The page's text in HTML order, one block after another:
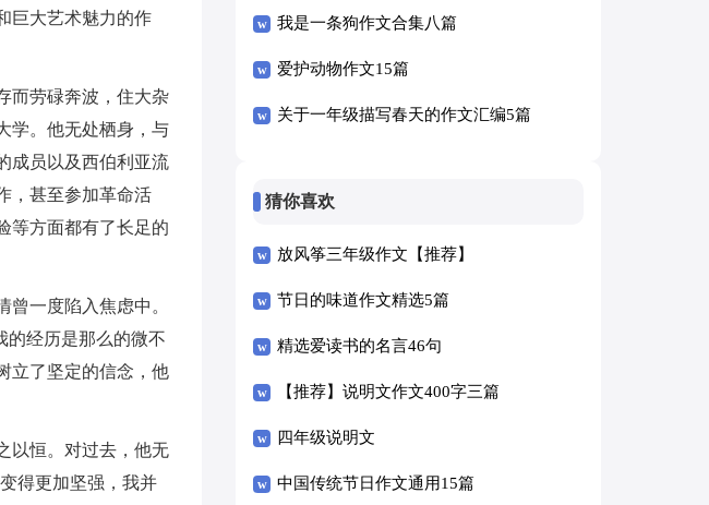
巨大艺术魅力的作
而劳碌奔波，住大杂
学。他无处栖身，与
成员以及西伯利亚流
，甚至参加革命活
等方面都有了长足的
一度陷入焦虑中。
的经历是那么的微不
立了坚定的信念，他
以恒。对过去，他无
得更加坚强，我并
我是一条狗作文合集八篇
爱护动物作文15篇
关于一年级描写春天的作文汇编5篇
猜你喜欢
放风筝三年级作文【推荐】
节日的味道作文精选5篇
精选爱读书的名言46句
【推荐】说明文作文400字三篇
四年级说明文
中国传统节日作文通用15篇